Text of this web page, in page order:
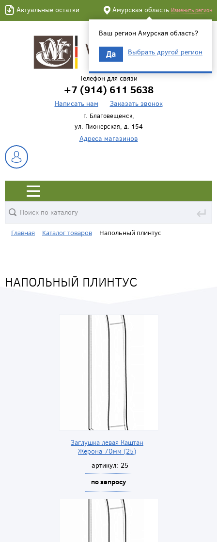
Актуальные остатки Амурская область Изменить регион
Ваш регион Амурская область?
Да Выбрать другой регион
Телефон для связи
+7 (914) 611 5638
Написать нам Заказать звонок
г. Благовещенск,
ул. Пионерская, д. 154
Адреса магазинов
↵
Главная Каталог товаров Напольный плинтус
НАПОЛЬНЫЙ ПЛИНТУС
Заглушка левая Каштан
Жерона 70мм (25)
артикул: 25
по запросу